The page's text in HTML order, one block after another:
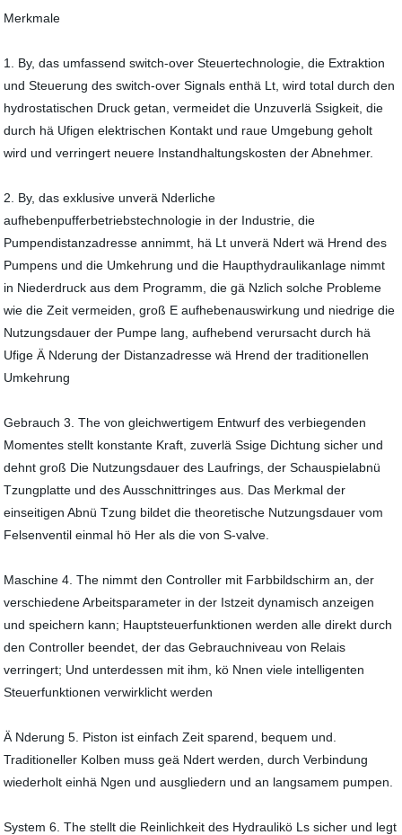
Merkmale
1. By, das umfassend switch-over Steuertechnologie, die Extraktion
und Steuerung des switch-over Signals enthä Lt, wird total durch den
hydrostatischen Druck getan, vermeidet die Unzuverlä Ssigkeit, die
durch hä Ufigen elektrischen Kontakt und raue Umgebung geholt
wird und verringert neuere Instandhaltungskosten der Abnehmer.
2. By, das exklusive unverä Nderliche
aufhebenpufferbetriebstechnologie in der Industrie, die
Pumpendistanzadresse annimmt, hä Lt unverä Ndert wä Hrend des
Pumpens und die Umkehrung und die Haupthydraulikanlage nimmt
in Niederdruck aus dem Programm, die gä Nzlich solche Probleme
wie die Zeit vermeiden, groß E aufhebenauswirkung und niedrige die
Nutzungsdauer der Pumpe lang, aufhebend verursacht durch hä
Ufige Ä Nderung der Distanzadresse wä Hrend der traditionellen
Umkehrung
Gebrauch 3. The von gleichwertigem Entwurf des verbiegenden
Momentes stellt konstante Kraft, zuverlä Ssige Dichtung sicher und
dehnt groß Die Nutzungsdauer des Laufrings, der Schauspielabnü
Tzungplatte und des Ausschnittringes aus. Das Merkmal der
einseitigen Abnü Tzung bildet die theoretische Nutzungsdauer vom
Felsenventil einmal hö Her als die von S-valve.
Maschine 4. The nimmt den Controller mit Farbbildschirm an, der
verschiedene Arbeitsparameter in der Istzeit dynamisch anzeigen
und speichern kann; Hauptsteuerfunktionen werden alle direkt durch
den Controller beendet, der das Gebrauchniveau von Relais
verringert; Und unterdessen mit ihm, kö Nnen viele intelligenten
Steuerfunktionen verwirklicht werden
Ä Nderung 5. Piston ist einfach Zeit sparend, bequem und.
Traditioneller Kolben muss geä Ndert werden, durch Verbindung
wiederholt einhä Ngen und ausgliedern und an langsamem pumpen.
System 6. The stellt die Reinlichkeit des Hydraulikö Ls sicher und legt